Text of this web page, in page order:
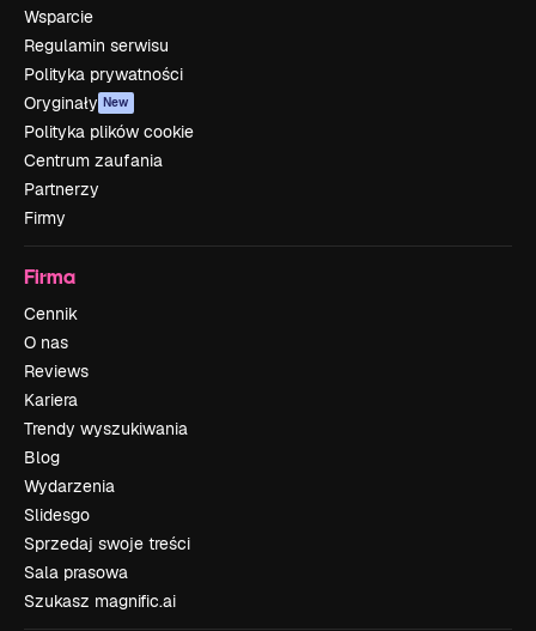
Wsparcie
Regulamin serwisu
Polityka prywatności
Oryginały New
Polityka plików cookie
Centrum zaufania
Partnerzy
Firmy
Firma
Cennik
O nas
Reviews
Kariera
Trendy wyszukiwania
Blog
Wydarzenia
Slidesgo
Sprzedaj swoje treści
Sala prasowa
Szukasz magnific.ai